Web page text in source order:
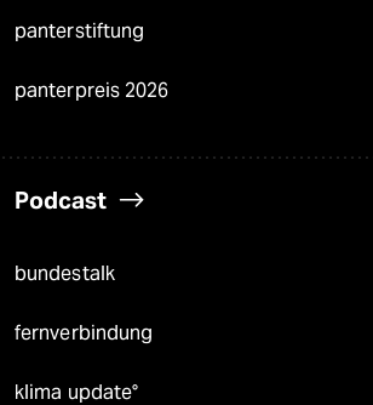
panterstiftung
panterpreis 2026
Podcast
bundestalk
fernverbindung
klima update°